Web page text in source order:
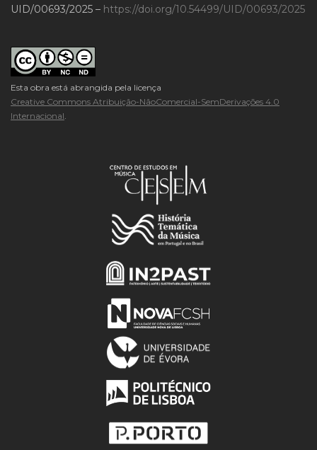
UID/00693/2025 – https://doi.org/10.54499/UID/00693/2025
Esta obra está abrangida pela licença
Creative Commons Atribuição-NãoComercial-SemDerivações 4.0
Internacional